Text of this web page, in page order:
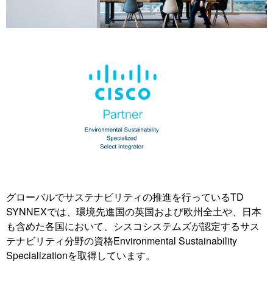
グローバルでサステナビリティの推進を行っているTD
SYNNEXでは、環境先進国の英国および欧州全土や、日本
も含めた各国において、シスコシステムズが認定するサス
テナビリティ分野の資格Environmental Sustainability
Specializationを取得しています。